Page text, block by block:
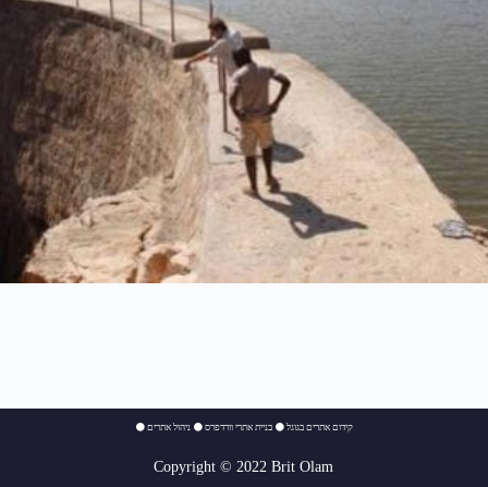
⚫ קידום אתרים בגוגל ⚫בניית אתרי וורדפרס ⚫ניהול אתרים
Copyright © 2022 Brit Olam